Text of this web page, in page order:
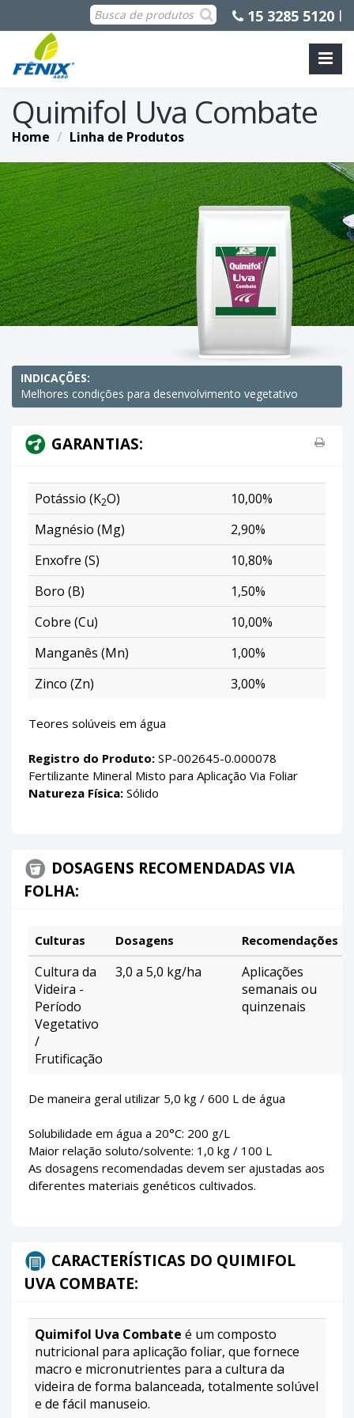
15 3285 5120 l
Quimifol Uva Combate
Home Linha de Produtos
INDICAÇÕES:
Melhores condições para desenvolvimento vegetativo
GARANTIAS:
Potássio (K2O)
10,00%
Magnésio (Mg)
2,90%
Enxofre (S)
10,80%
Boro (B)
1,50%
Cobre (Cu)
10,00%
Manganês (Mn)
1,00%
Zinco (Zn)
3,00%
Teores solúveis em água
Registro do Produto: SP-002645-0.000078
Fertilizante Mineral Misto para Aplicação Via Foliar
Natureza Física: Sólido
DOSAGENS RECOMENDADAS VIA
FOLHA:
Culturas Dosagens Recomendações
Cultura da
Videira -
Período
Vegetativo
/
Frutificação
3,0 a 5,0 kg/ha
Aplicações
semanais ou
quinzenais
De maneira geral utilizar 5,0 kg / 600 L de água
Solubilidade em água a 20°C: 200 g/L
Maior relação soluto/solvente: 1,0 kg / 100 L
As dosagens recomendadas devem ser ajustadas aos
diferentes materiais genéticos cultivados.
CARACTERÍSTICAS DO QUIMIFOL
UVA COMBATE:
Quimifol Uva Combate é um composto
nutricional para aplicação foliar, que fornece
macro e micronutrientes para a cultura da
videira de forma balanceada, totalmente solúvel
e de fácil manuseio.